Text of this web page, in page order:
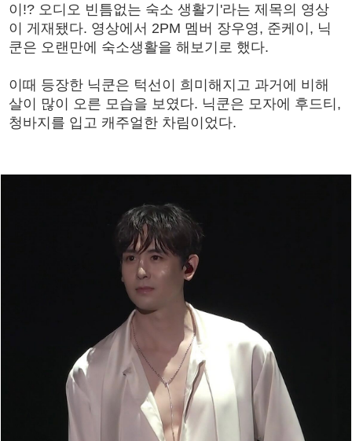
이!? 오디오 빈틈없는 숙소 생활기'라는 제목의 영상
이 게재됐다. 영상에서 2PM 멤버 장우영, 준케이, 닉
쿤은 오랜만에 숙소생활을 해보기로 했다.
이때 등장한 닉쿤은 턱선이 희미해지고 과거에 비해
살이 많이 오른 모습을 보였다. 닉쿤은 모자에 후드티,
청바지를 입고 캐주얼한 차림이었다.